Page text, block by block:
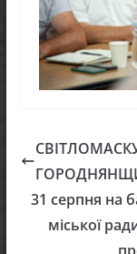
31 серпня на
міської